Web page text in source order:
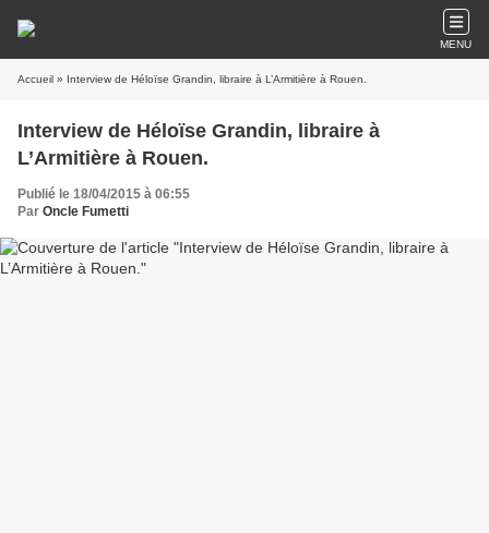
MENU
Accueil » Interview de Héloïse Grandin, libraire à L’Armitière à Rouen.
Interview de Héloïse Grandin, libraire à
L’Armitière à Rouen.
Publié le 18/04/2015 à 06:55
Par Oncle Fumetti